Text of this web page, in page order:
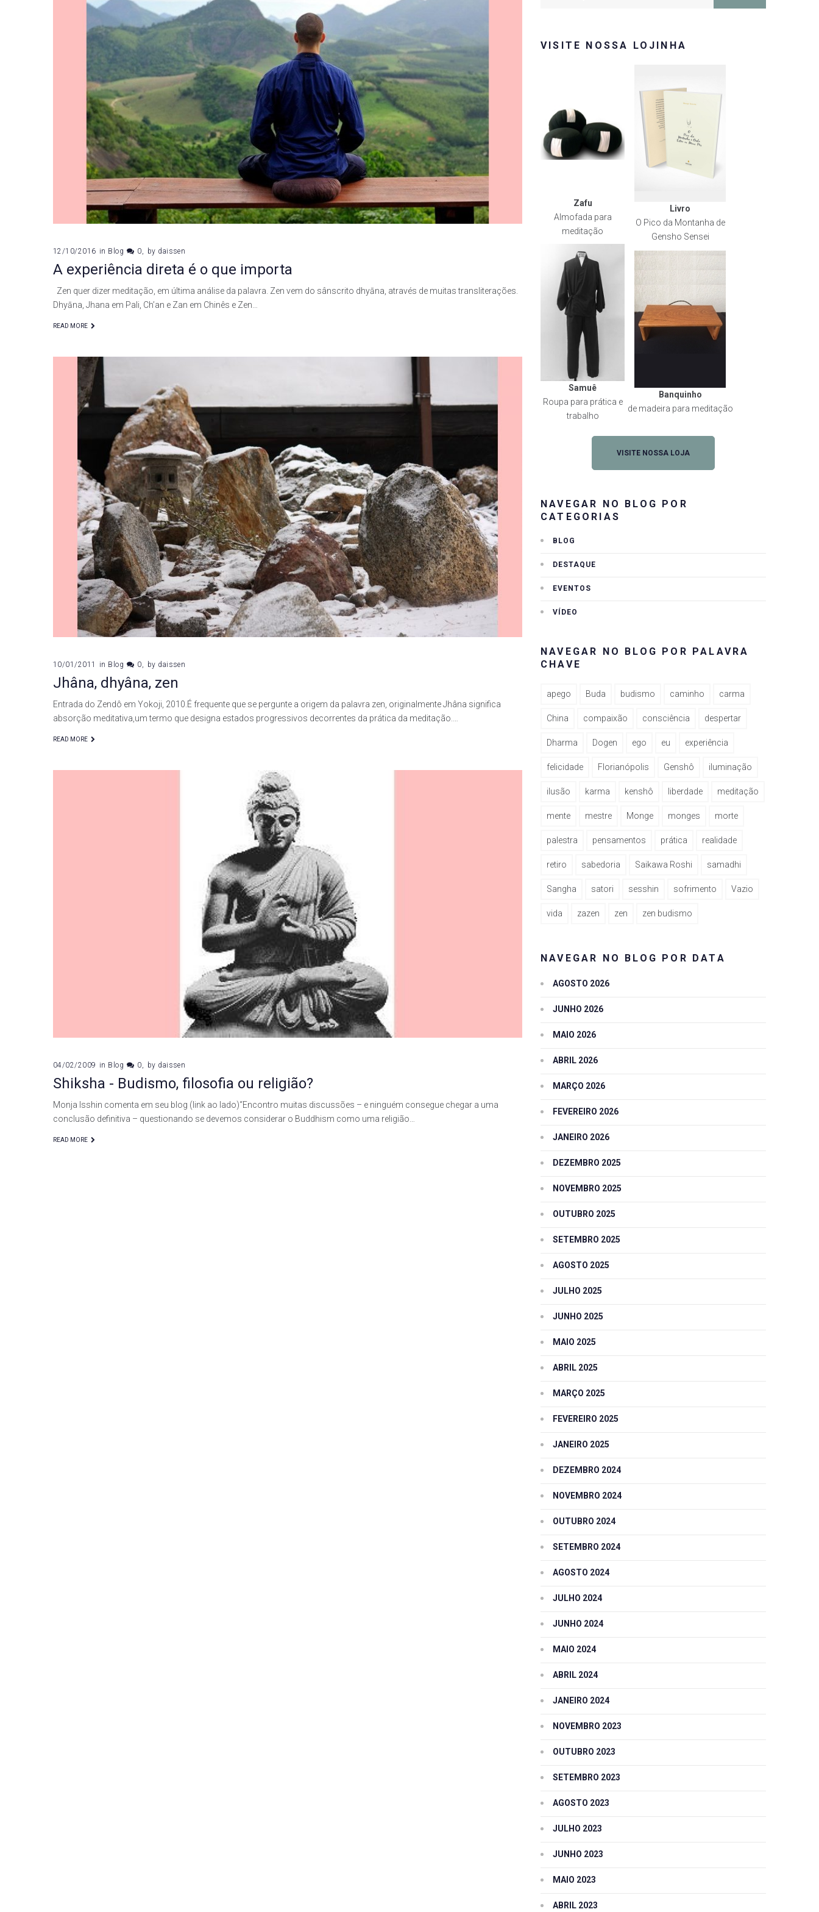
12/10/2016 in Blog 0 by daissen
A experiência direta é o que importa
Zen quer dizer meditação, em última análise da palavra. Zen vem do sânscrito dhyāna, através de muitas transliterações.
Dhyāna, Jhana em Pali, Ch’an e Zan em Chinês e Zen…
READ MORE
10/01/2011 in Blog 0 by daissen
Jhâna, dhyâna, zen
Entrada do Zendô em Yokoji, 2010.É frequente que se pergunte a origem da palavra zen, originalmente Jhâna significa
absorção meditativa,um termo que designa estados progressivos decorrentes da prática da meditação.…
READ MORE
04/02/2009 in Blog 0 by daissen
Shiksha - Budismo, filosofia ou religião?
Monja Isshin comenta em seu blog (link ao lado)“Encontro muitas discussões – e ninguém consegue chegar a uma
conclusão definitiva – questionando se devemos considerar o Buddhism como uma religião…
READ MORE
VISITE NOSSA LOJINHA
Zafu
Almofada para
meditação
Livro
O Pico da Montanha de
Gensho Sensei
Samuê
Roupa para prática e
trabalho
Banquinho
de madeira para meditação
VISITE NOSSA LOJA
NAVEGAR NO BLOG POR
CATEGORIAS
BLOG
DESTAQUE
EVENTOS
VÍDEO
NAVEGAR NO BLOG POR PALAVRA
CHAVE
apego Buda budismo caminho carma
China compaixão consciência despertar
Dharma Dogen ego eu experiência
felicidade Florianópolis Genshô iluminação
ilusão karma kenshô liberdade meditação
mente mestre Monge monges morte
palestra pensamentos prática realidade
retiro sabedoria Saikawa Roshi samadhi
Sangha satori sesshin sofrimento Vazio
vida zazen zen zen budismo
NAVEGAR NO BLOG POR DATA
AGOSTO 2026
JUNHO 2026
MAIO 2026
ABRIL 2026
MARÇO 2026
FEVEREIRO 2026
JANEIRO 2026
DEZEMBRO 2025
NOVEMBRO 2025
OUTUBRO 2025
SETEMBRO 2025
AGOSTO 2025
JULHO 2025
JUNHO 2025
MAIO 2025
ABRIL 2025
MARÇO 2025
FEVEREIRO 2025
JANEIRO 2025
DEZEMBRO 2024
NOVEMBRO 2024
OUTUBRO 2024
SETEMBRO 2024
AGOSTO 2024
JULHO 2024
JUNHO 2024
MAIO 2024
ABRIL 2024
JANEIRO 2024
NOVEMBRO 2023
OUTUBRO 2023
SETEMBRO 2023
AGOSTO 2023
JULHO 2023
JUNHO 2023
MAIO 2023
ABRIL 2023